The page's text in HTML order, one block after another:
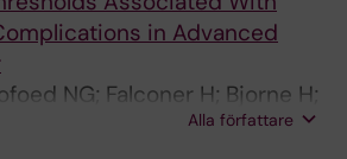
in Advanced
NG; Falconer H; Bjorne H;
Johansson H; Asp M;Alla författare